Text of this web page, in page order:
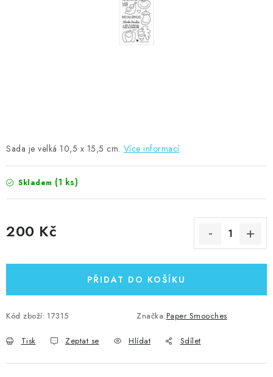
Sada je velká 10,5 x 15,5 cm. Více informací
Skladem (1 ks)
200 Kč
PŘIDAT DO KOŠÍKU
Kód zboží: 17315 Značka:Paper Smooches
Tisk Zeptat se Hlídat Sdílet